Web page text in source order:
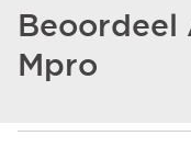
Beoordeel
Mpro